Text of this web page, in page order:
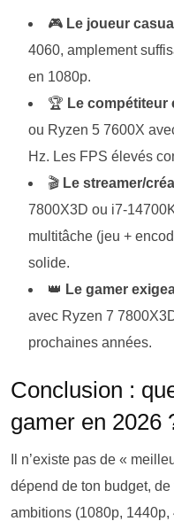
🎮 Le joueur
4060, amplement
en 1080p.
🏆 Le compétiteur
ou Ryzen 5 7600X
Hz. Les FPS élevés
🎬 Le streamer/
7800X3D ou i7-
multitâche (jeu +
solide.
👑 Le gamer
avec Ryzen 7
prochaines années.
Conclusion :
gamer en 2026
Il n’existe pas de «
dépend de ton budget,
ambitions (1080p, 1440p,